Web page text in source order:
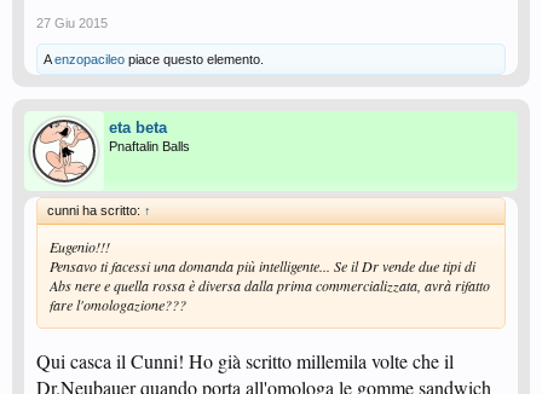
27 Giu 2015
Aenzopacileo piace questo elemento.
eta beta
Pnaftalin Balls
cunni ha scritto: ↑
Eugenio!!!
Pensavo ti facessi una domanda più intelligente... Se il Dr vende due tipi di
Abs nere e quella rossa è diversa dalla prima commercializzata, avrà rifatto
fare l'omologazione???
Qui casca il Cunni! Ho già scritto millemila volte che il
Dr.Neubauer quando porta all'omologa le gomme sandwich